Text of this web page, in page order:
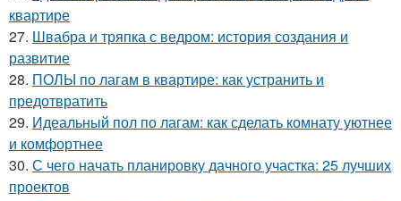
квартире
27. Швабра и тряпка с ведром: история создания и
развитие
28. ПОЛЫ по лагам в квартире: как устранить и
предотвратить
29. Идеальный пол по лагам: как сделать комнату уютнее
и комфортнее
30. С чего начать планировку дачного участка: 25 лучших
проектов